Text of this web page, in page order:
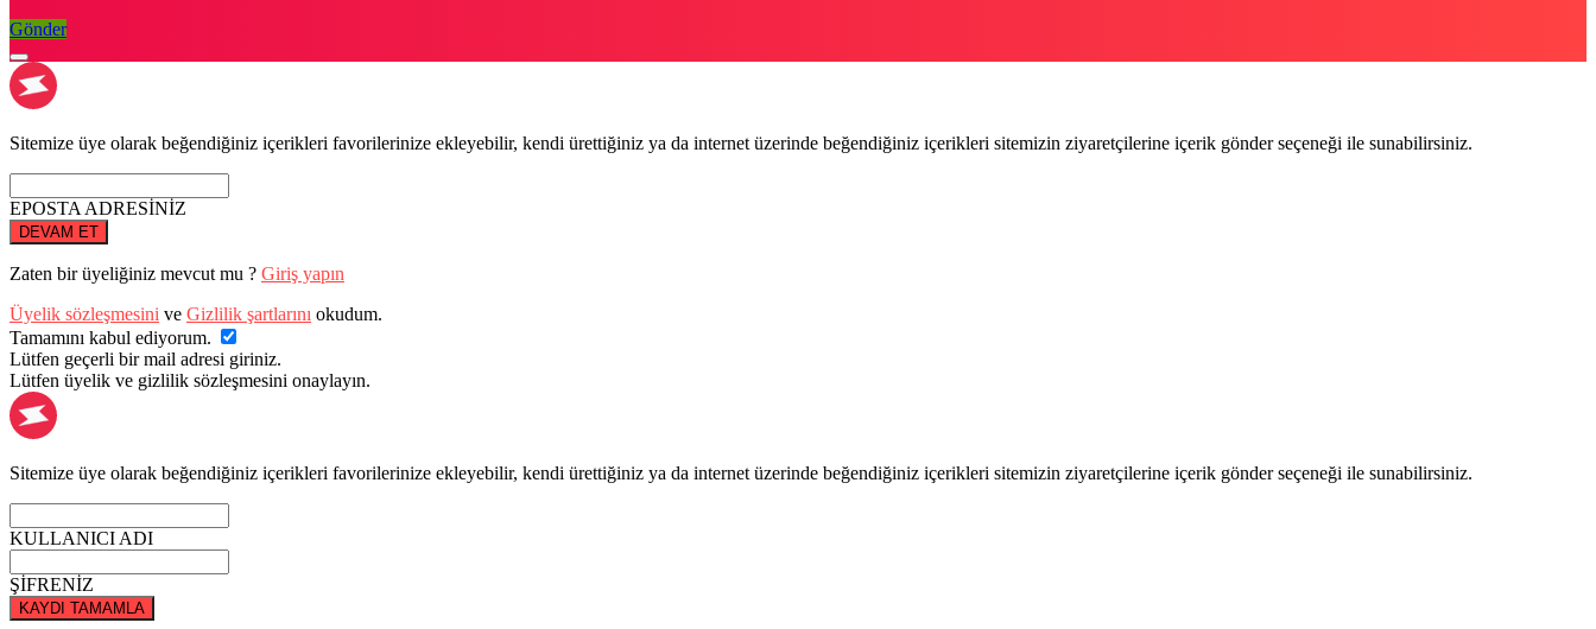
Gönder
Sitemize üye olarak beğendiğiniz içerikleri favorilerinize ekleyebilir, kendi ürettiğiniz ya da internet üzerinde beğendiğiniz içerikleri sitemizin ziyaretçilerine içerik gönder seçeneği ile sunabilirsiniz.
EPOSTA ADRESİNİZ
DEVAM ET
Zaten bir üyeliğiniz mevcut mu ? Giriş yapın
Üyelik sözleşmesini ve Gizlilik şartlarını okudum.
Tamamını kabul ediyorum.
Lütfen geçerli bir mail adresi giriniz.
Lütfen üyelik ve gizlilik sözleşmesini onaylayın.
Sitemize üye olarak beğendiğiniz içerikleri favorilerinize ekleyebilir, kendi ürettiğiniz ya da internet üzerinde beğendiğiniz içerikleri sitemizin ziyaretçilerine içerik gönder seçeneği ile sunabilirsiniz.
KULLANICI ADI
ŞİFRENİZ
KAYDI TAMAMLA